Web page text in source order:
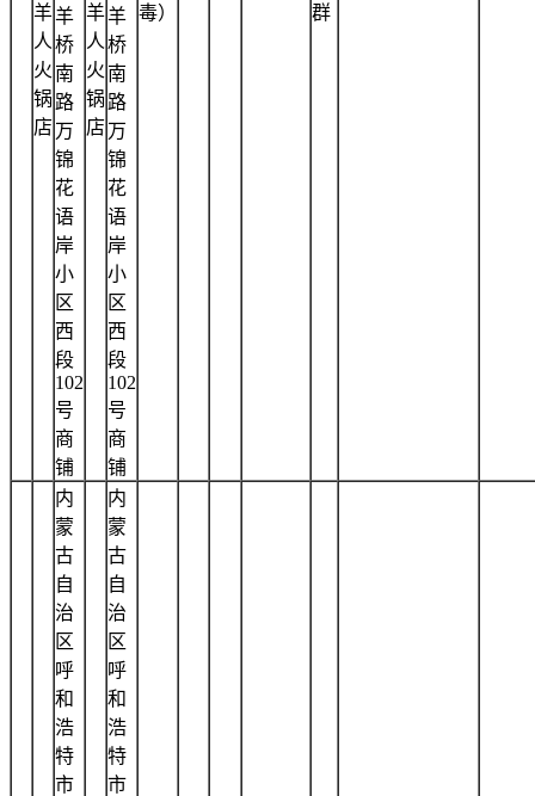
羊
人
火
锅
店
羊
桥
南
路
万
锦
花
语
岸
小
区
西
段
102
号
商
铺
羊
人
火
锅
店
羊
桥
南
路
万
锦
花
语
岸
小
区
西
段
102
号
商
铺
毒）
群
内
蒙
古
自
治
区
呼
和
浩
特
市
内
蒙
古
自
治
区
呼
和
浩
特
市